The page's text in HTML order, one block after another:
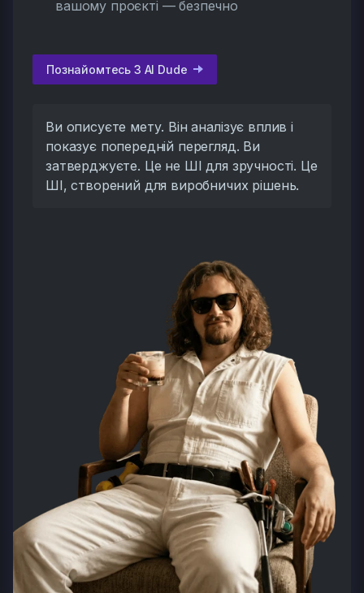
вашому проєкті — безпечно
Познайомтесь З AI Dude
Ви описуєте мету. Він аналізує вплив і
показує попередній перегляд. Ви
затверджуєте. Це не ШІ для зручності. Це
ШІ, створений для виробничих рішень.